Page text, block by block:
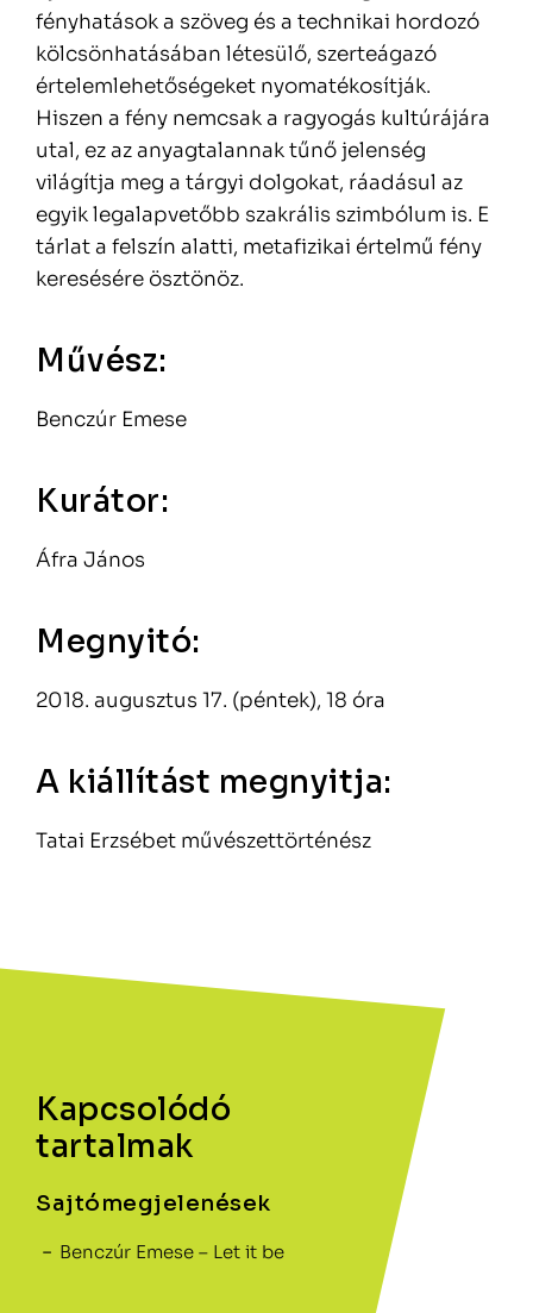
Kapcsolódó
tartalmak
Sajtómegjelenések
Benczúr Emese – Let it be
fényhatások a szöveg és a technikai hordozó
kölcsönhatásában létesülő, szerteágazó
értelemlehetőségeket nyomatékosítják.
Hiszen a fény nemcsak a ragyogás kultúrájára
utal, ez az anyagtalannak tűnő jelenség
világítja meg a tárgyi dolgokat, ráadásul az
egyik legalapvetőbb szakrális szimbólum is. E
tárlat a felszín alatti, metafizikai értelmű fény
keresésére ösztönöz.
Művész:
Benczúr Emese
Kurátor:
Áfra János
Megnyitó:
2018. augusztus 17. (péntek), 18 óra
A kiállítást megnyitja:
Tatai Erzsébet művészettörténész